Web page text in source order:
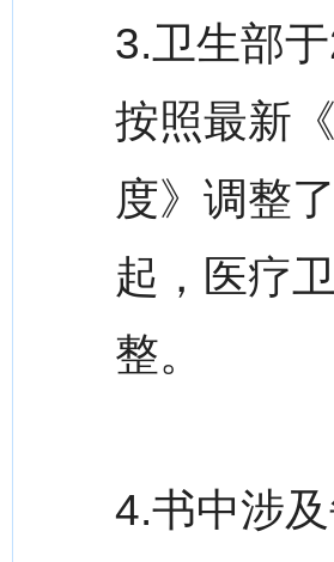
3.卫生部
按照最新
度》调整
起，医疗
整。
4.书中涉